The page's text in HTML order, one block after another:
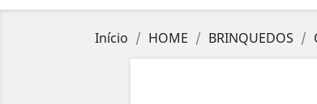
Início HOME BRINQUEDOS